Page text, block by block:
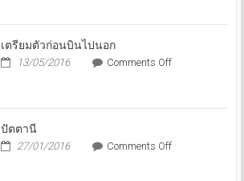
เตรียมตัวก่อนบินไปนอก
13/05/2016 Comments Offon
ก่อน
ปัตตานี
27/01/2016 Comments Offon